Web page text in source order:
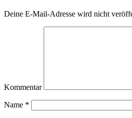
Deine E-Mail-Adresse wird nicht
Kommentar
Name *